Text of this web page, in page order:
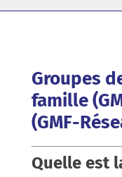
Groupes
famille
(GMF-
Quelle est